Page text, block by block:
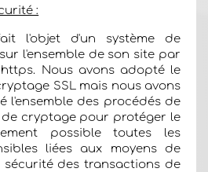
:
l'objet d'un système de
l'ensemble de son site par
Nous avons adopté le
SSL mais nous avons
l'ensemble des procédés de
cryptage pour protéger le
possible toutes les
liées aux moyens de
sécurité des transactions de